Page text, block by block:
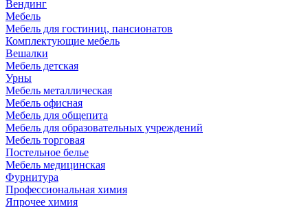
Вендинг
Мебель
Мебель для гостиниц, пансионатов
Комплектующие мебель
Вешалки
Мебель детская
Урны
Мебель металлическая
Мебель офисная
Мебель для общепита
Мебель для образовательных учреждений
Мебель торговая
Постельное белье
Мебель медицинская
Фурнитура
Профессиональная химия
Япрочее химия